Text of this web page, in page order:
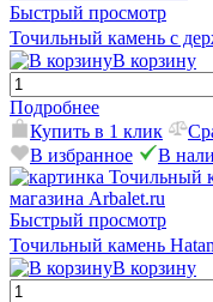
Быстрый просмотр
Точильный камень с
В корзину
Подробнее
Купить в 1 клик
В избранное
В
Быстрый просмотр
Точильный камень
В корзину